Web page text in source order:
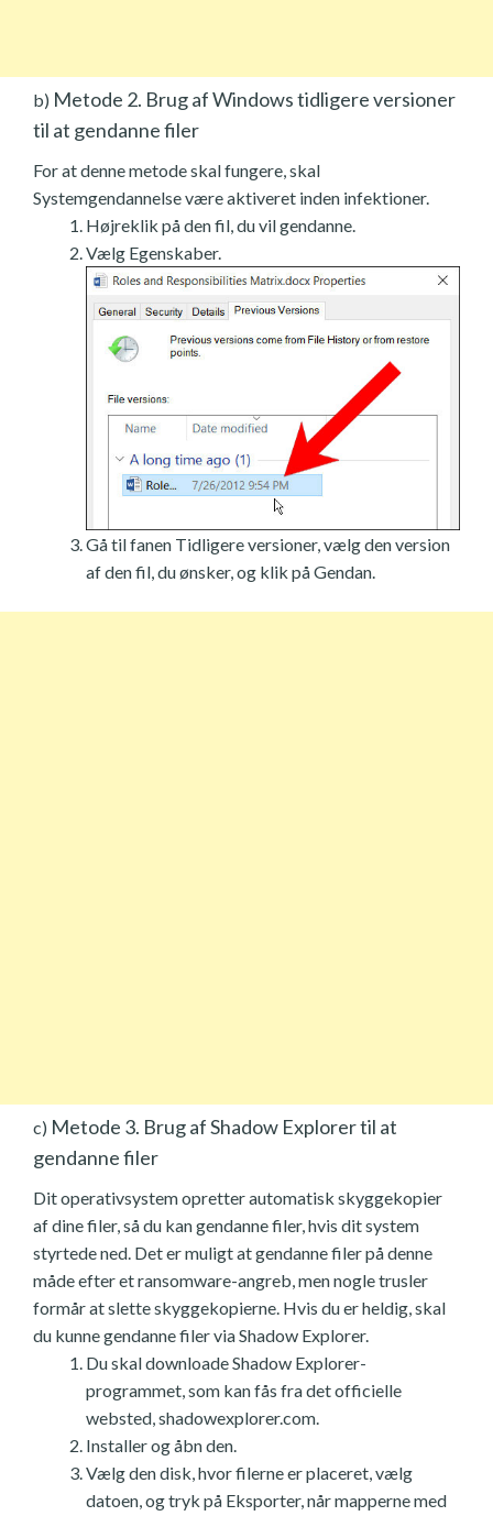
b) Metode 2. Brug af Windows tidligere versioner
til at gendanne filer
For at denne metode skal fungere, skal
Systemgendannelse være aktiveret inden infektioner.
Højreklik på den fil, du vil gendanne.
Vælg Egenskaber.
Gå til fanen Tidligere versioner, vælg den version
af den fil, du ønsker, og klik på Gendan.
c) Metode 3. Brug af Shadow Explorer til at
gendanne filer
Dit operativsystem opretter automatisk skyggekopier
af dine filer, så du kan gendanne filer, hvis dit system
styrtede ned. Det er muligt at gendanne filer på denne
måde efter et ransomware-angreb, men nogle trusler
formår at slette skyggekopierne. Hvis du er heldig, skal
du kunne gendanne filer via Shadow Explorer.
Du skal downloade Shadow Explorer-
programmet, som kan fås fra det officielle
websted, shadowexplorer.com.
Installer og åbn den.
Vælg den disk, hvor filerne er placeret, vælg
datoen, og tryk på Eksporter, når mapperne med